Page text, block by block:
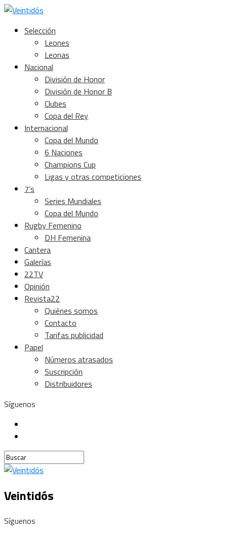
Selección
Leones
Leonas
Nacional
División de Honor
División de Honor B
Clubes
Copa del Rey
Internacional
Copa del Mundo
6 Naciones
Champions Cup
Ligas y otras competiciones
7’s
Series Mundiales
Copa del Mundo
Rugby Femenino
DH Femenina
Cantera
Galerías
22TV
Opinión
Revista22
Quiénes somos
Contacto
Tarifas publicidad
Papel
Números atrasados
Suscripción
Distribuidores
Síguenos
Veintidós
Síguenos